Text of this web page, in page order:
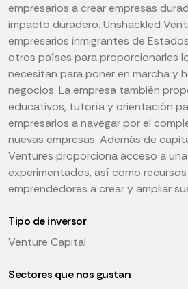
empresarios a crear empresas
impacto duradero. Unshackled
empresarios inmigrantes de
otros países para proporcionarles
necesitan para poner en marcha y
negocios. La empresa también
educativos, tutoría y orientación
empresarios a navegar por el
nuevas empresas. Además de
Ventures proporciona acceso a
experimentados, así como
emprendedores a crear y ampliar
Tipo de inversor
Venture Capital
Sectores que nos gustan